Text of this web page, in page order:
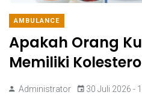
AMBULANCE
Apakah Orang
Memiliki
Administrator 30 Juli 2026 -